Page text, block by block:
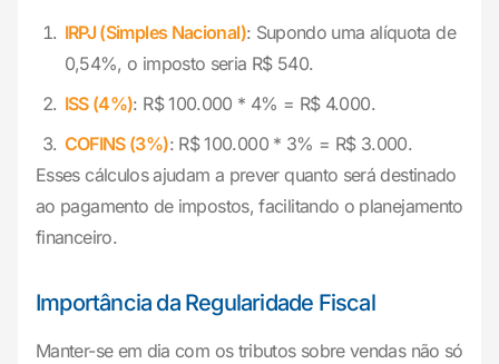
IRPJ (Simples Nacional): Supondo uma alíquota de
0,54%, o imposto seria R$ 540.
ISS (4%): R$ 100.000 * 4% = R$ 4.000.
COFINS (3%): R$ 100.000 * 3% = R$ 3.000.
Esses cálculos ajudam a prever quanto será destinado
ao pagamento de impostos, facilitando o planejamento
financeiro.
Importância da Regularidade Fiscal
Manter-se em dia com os tributos sobre vendas não só